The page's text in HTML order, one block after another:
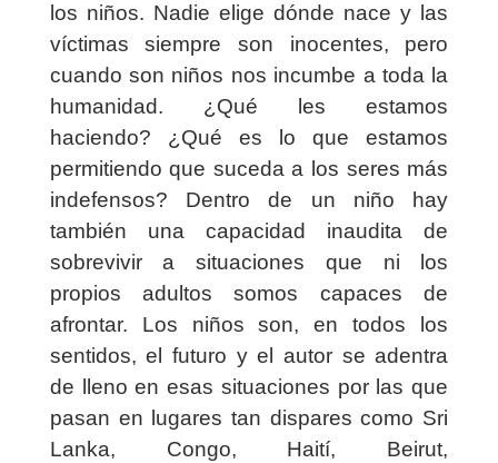
los niños. Nadie elige dónde nace y las
víctimas siempre son inocentes, pero
cuando son niños nos incumbe a toda la
humanidad. ¿Qué les estamos
haciendo? ¿Qué es lo que estamos
permitiendo que suceda a los seres más
indefensos? Dentro de un niño hay
también una capacidad inaudita de
sobrevivir a situaciones que ni los
propios adultos somos capaces de
afrontar. Los niños son, en todos los
sentidos, el futuro y el autor se adentra
de lleno en esas situaciones por las que
pasan en lugares tan dispares como Sri
Lanka, Congo, Haití, Beirut,